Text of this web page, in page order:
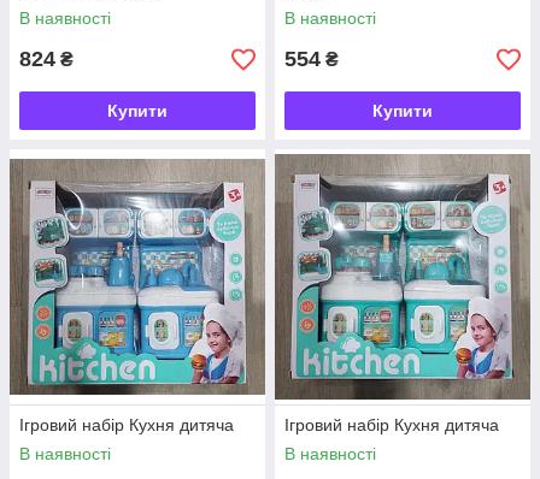
В наявності
824 ₴
Купити
В наявності
554 ₴
Купити
Ігровий набір Кухня дитяча
В наявності
Ігровий набір Кухня дитяча
В наявності